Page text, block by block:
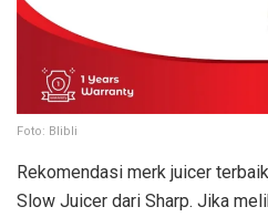
Foto: Blibli
Rekomendasi merk juicer
Slow Juicer dari Sharp. Jika